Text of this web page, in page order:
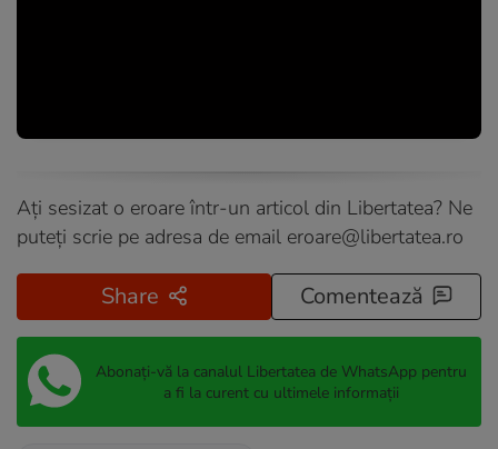
Ați sesizat o eroare într-un articol din Libertatea? Ne
puteți scrie pe adresa de email eroare@libertatea.ro
Share Comentează
Abonați-vă la canalul Libertatea de WhatsApp pentru
a fi la curent cu ultimele informații